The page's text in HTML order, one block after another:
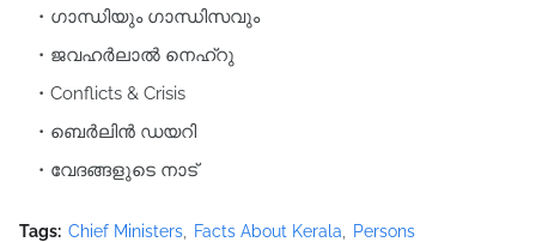
ഗാന്ധിയും ഗാന്ധിസവും
ജവഹർലാൽ നെഹ്‌റു
Conflicts & Crisis
ബെർലിൻ ഡയറി
വേദങ്ങളുടെ നാട്
Tags: Chief Ministers Facts About Kerala Persons